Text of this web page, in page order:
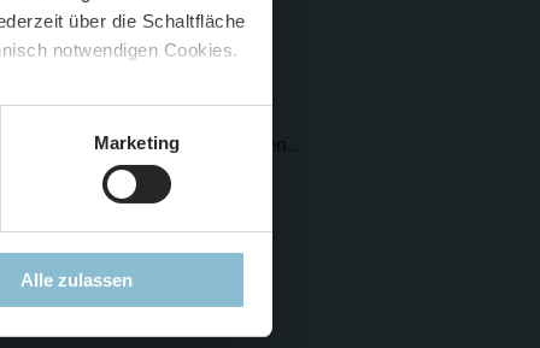
über die Schaltfläche
notwendigen Cookies.
Marketing
Alle zulassen
mehrere hundert kleine Blumen...